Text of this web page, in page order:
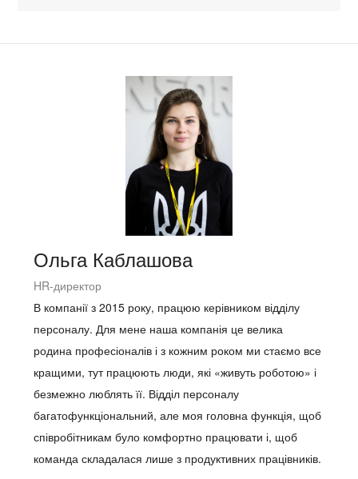
Ольга Каблашова
HR-директор
В компанії з 2015 року, працюю керівником відділу
персоналу. Для мене наша компанія це велика
родина професіоналів і з кожним роком ми стаємо все
кращими, тут працюють люди, які «живуть роботою» і
безмежно люблять її. Відділ персоналу
багатофункціональний, але моя головна функція, щоб
співробітникам було комфортно працювати і, щоб
команда складалася лише з продуктивних працівників.